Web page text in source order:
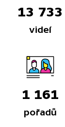
13 733
videí
1 161
pořadů